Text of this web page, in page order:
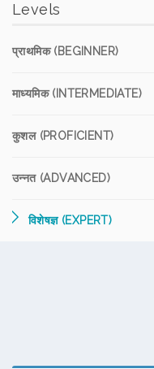
Levels
प्राथमिक (BEGINNER)
माध्यमिक (INTERMEDIATE)
कुशल (PROFICIENT)
उन्नत (ADVANCED)
विशेषज्ञ (EXPERT)